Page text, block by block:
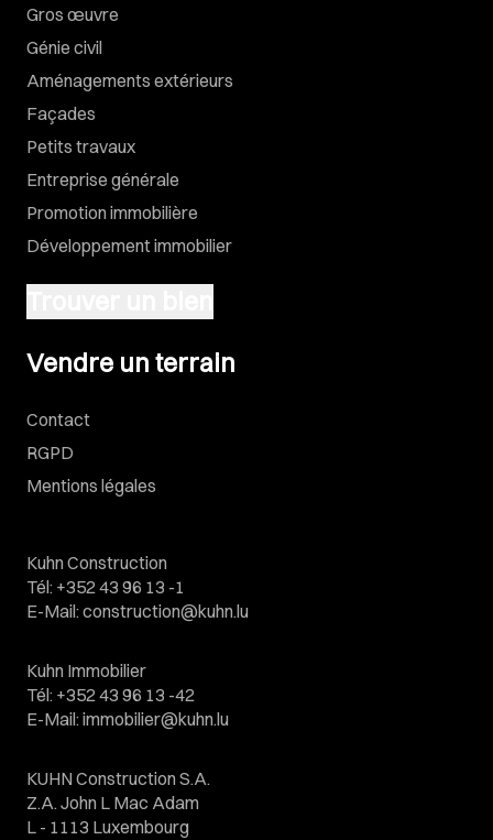
Gros œuvre
Génie civil
Aménagements extérieurs
Façades
Petits travaux
Entreprise générale
Promotion immobilière
Développement immobilier
Vendre un terrain
Contact
RGPD
Mentions légales
Kuhn Construction
Tél: +352 43 96 13 -1
E-Mail: construction@kuhn.lu
Kuhn Immobilier
Tél: +352 43 96 13 -42
E-Mail: immobilier@kuhn.lu
KUHN Construction S.A.
Z.A. John L Mac Adam
L - 1113 Luxembourg